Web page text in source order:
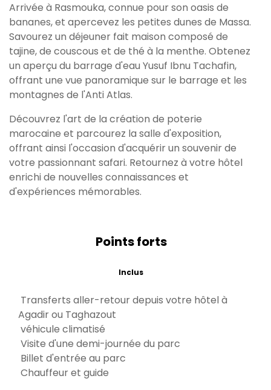
Arrivée à Rasmouka, connue pour son oasis de
bananes, et apercevez les petites dunes de Massa.
Savourez un déjeuner fait maison composé de
tajine, de couscous et de thé à la menthe. Obtenez
un aperçu du barrage d'eau Yusuf Ibnu Tachafin,
offrant une vue panoramique sur le barrage et les
montagnes de l'Anti Atlas.
Découvrez l'art de la création de poterie
marocaine et parcourez la salle d'exposition,
offrant ainsi l'occasion d'acquérir un souvenir de
votre passionnant safari. Retournez à votre hôtel
enrichi de nouvelles connaissances et
d'expériences mémorables.
Points forts
Inclus
Transferts aller-retour depuis votre hôtel à
Agadir ou Taghazout
véhicule climatisé
Visite d'une demi-journée du parc
Billet d'entrée au parc
Chauffeur et guide